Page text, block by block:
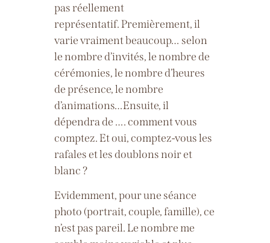
pas réellement
représentatif. Premièrement, il
varie vraiment beaucoup… selon
le nombre d’invités, le nombre de
cérémonies, le nombre d’heures
de présence, le nombre
d’animations…Ensuite, il
dépendra de …. comment vous
comptez. Et oui, comptez-vous les
rafales et les doublons noir et
blanc ?
Evidemment, pour une séance
photo (portrait, couple, famille), ce
n’est pas pareil. Le nombre me